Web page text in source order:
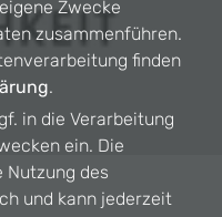
Zwecke
zusammenführen.
finden
.
in die Verarbeitung
ein. Die
des
und kann jederzeit